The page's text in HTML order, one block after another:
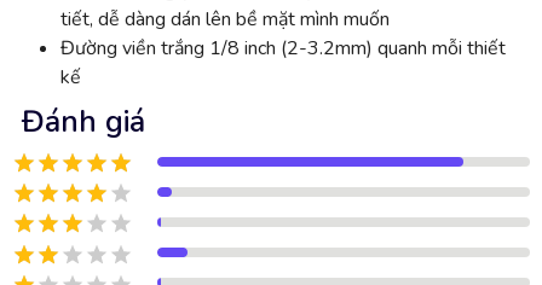
tiết, dễ dàng dán lên bề mặt mình muốn
Đường viền trắng 1/8 inch (2-3.2mm) quanh mỗi thiết
kế
Đánh giá